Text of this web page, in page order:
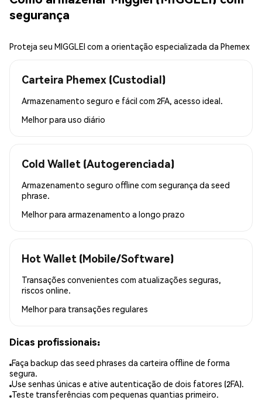
segurança
Proteja seu MIGGLEI com a orientação especializada da Phemex
Carteira Phemex (Custodial)
Armazenamento seguro e fácil com 2FA, acesso ideal.
Melhor para uso diário
Cold Wallet (Autogerenciada)
Armazenamento seguro offline com segurança da seed
phrase.
Melhor para armazenamento a longo prazo
Hot Wallet (Mobile/Software)
Transações convenientes com atualizações seguras,
riscos online.
Melhor para transações regulares
Dicas profissionais:
Faça backup das seed phrases da carteira offline de forma
segura.
Use senhas únicas e ative autenticação de dois fatores (2FA).
Teste transferências com pequenas quantias primeiro.